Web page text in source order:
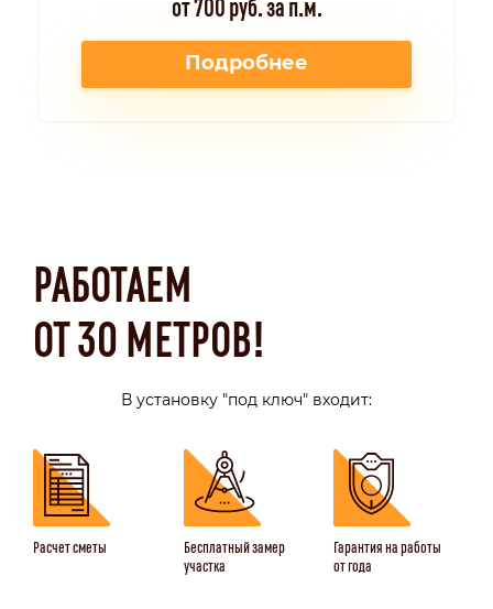
Подробнее
РАБОТАЕМ
ОТ 30 МЕТРОВ!
В установку "под ключ" входит:
Расчет сметы
Бесплатный замер
участка
Гарантия на работы
от года